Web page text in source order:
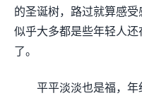
的圣诞树，路过就算感受
似乎大多都是些年轻人
了。
平平淡淡也是福，